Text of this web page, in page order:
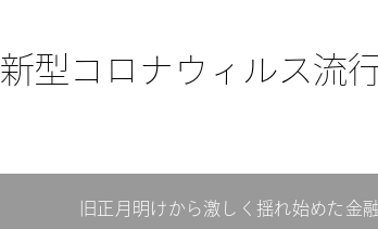
新型コロナウィルス流
旧正月明けから激しく揺れ始めた金